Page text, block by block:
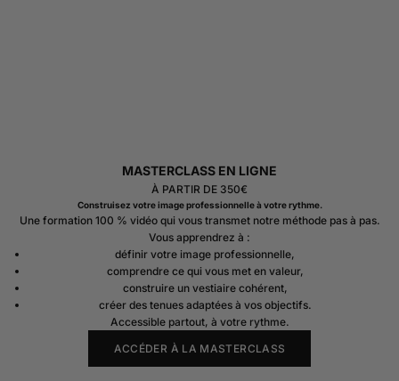
MASTERCLASS EN LIGNE
À PARTIR DE 350€
Construisez votre image professionnelle à votre rythme.
Une formation 100 % vidéo qui vous transmet notre méthode pas à pas.
Vous apprendrez à :
définir votre image professionnelle,
comprendre ce qui vous met en valeur,
construire un vestiaire cohérent,
créer des tenues adaptées à vos objectifs.
Accessible partout, à votre rythme.
ACCÉDER À LA MASTERCLASS